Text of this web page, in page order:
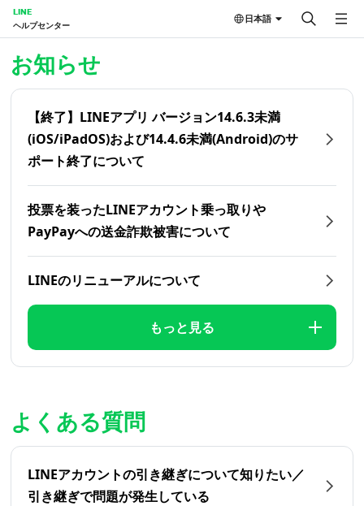
LINE
ヘルプセンター
日本語
お知らせ
【終了】LINEアプリ バージョン14.6.3未満
(iOS/iPadOS)および14.4.6未満(Android)のサ
ポート終了について
投票を装ったLINEアカウント乗っ取りや
PayPayへの送金詐欺被害について
LINEのリニューアルについて
もっと見る
よくある質問
LINEアカウントの引き継ぎについて知りたい／
引き継ぎで問題が発生している